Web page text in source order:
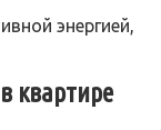
энергией,
квартире